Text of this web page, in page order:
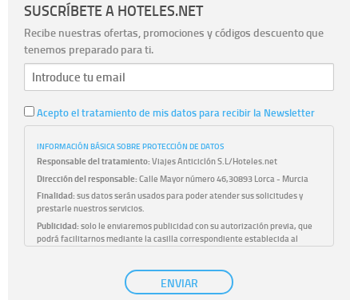
SUSCRÍBETE A HOTELES.NET
Recibe nuestras ofertas, promociones y códigos descuento que
tenemos preparado para ti.
Acepto el tratamiento de mis datos para recibir la Newsletter
INFORMACIÓN BÁSICA SOBRE PROTECCIÓN DE DATOS
Responsable del tratamiento:Viajes Anticiclón S.L/Hoteles.net
Dirección del responsable:Calle Mayor número 46,30893 Lorca - Murcia
Finalidad:sus datos serán usados para poder atender sus solicitudes y
prestarle nuestros servicios.
Publicidad:solo le enviaremos publicidad con su autorización previa, que
podrá facilitarnos mediante la casilla correspondiente establecida al
únicamente trataremos sus datos con su consentimiento
previo, que podrá facilitarnos mediante la casilla correspondiente
ENVIAR